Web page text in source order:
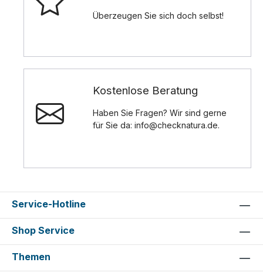
Überzeugen Sie sich doch selbst!
Kostenlose Beratung
Haben Sie Fragen? Wir sind gerne
für Sie da: info@checknatura.de.
Service-Hotline
Shop Service
Themen